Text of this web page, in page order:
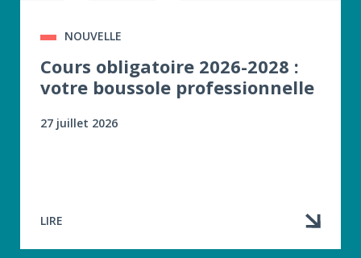
NOUVELLE
Cours obligatoire 2026-2028 :
votre boussole professionnelle
27 juillet 2026
LIRE